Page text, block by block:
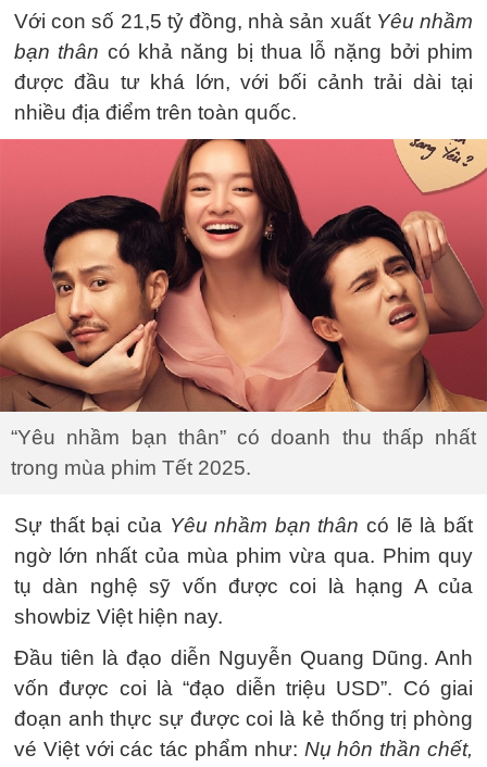
Với con số 21,5 tỷ đồng, nhà sản xuất Yêu nhầm
bạn thân có khả năng bị thua lỗ nặng bởi phim
được đầu tư khá lớn, với bối cảnh trải dài tại
nhiều địa điểm trên toàn quốc.
“Yêu nhầm bạn thân” có doanh thu thấp nhất
trong mùa phim Tết 2025.
Sự thất bại của Yêu nhầm bạn thân có lẽ là bất
ngờ lớn nhất của mùa phim vừa qua. Phim quy
tụ dàn nghệ sỹ vốn được coi là hạng A của
showbiz Việt hiện nay.
Đầu tiên là đạo diễn Nguyễn Quang Dũng. Anh
vốn được coi là “đạo diễn triệu USD”. Có giai
đoạn anh thực sự được coi là kẻ thống trị phòng
vé Việt với các tác phẩm như: Nụ hôn thần chết,